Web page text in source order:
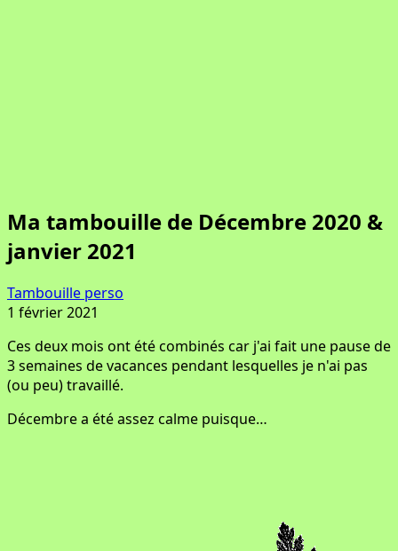
Ma tambouille de Décembre 2020 &
janvier 2021
Tambouille perso
1 février 2021
Ces deux mois ont été combinés car j'ai fait une pause de
3 semaines de vacances pendant lesquelles je n'ai pas
(ou peu) travaillé.
Décembre a été assez calme puisque…